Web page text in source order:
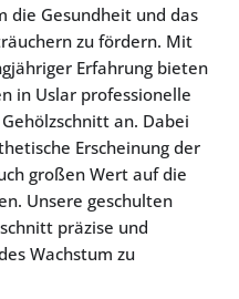
die Gesundheit und das
zu fördern. Mit
Erfahrung bieten
in Uslar professionelle
an. Dabei
Erscheinung der
großen Wert auf die
Unsere geschulten
präzise und
Wachstum zu